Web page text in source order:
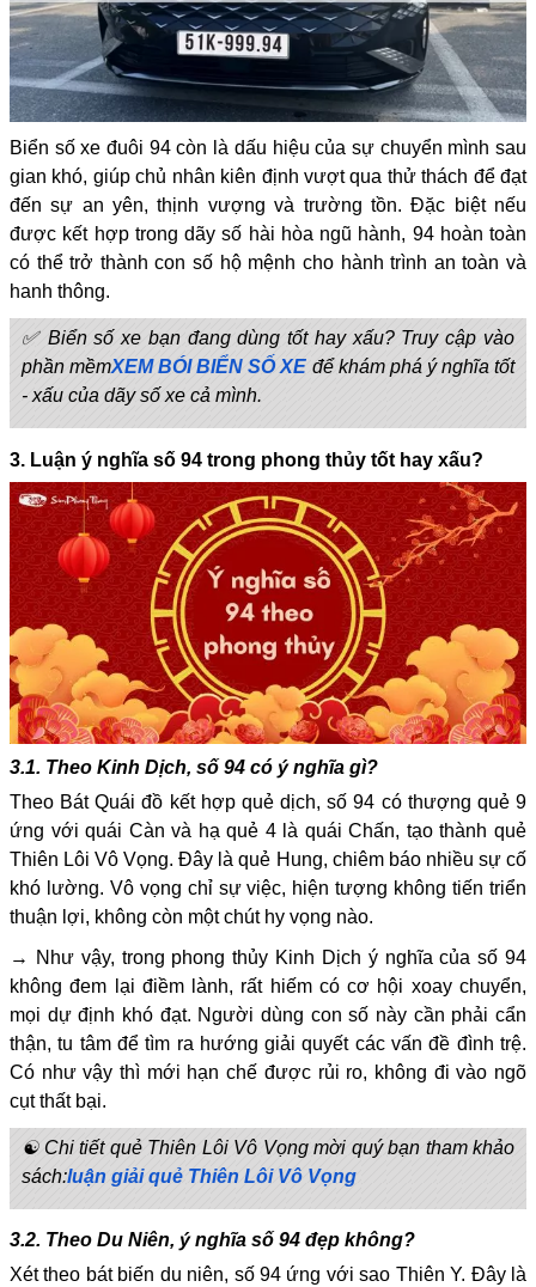
Biển số xe đuôi 94 còn là dấu hiệu của sự chuyển mình sau
gian khó, giúp chủ nhân kiên định vượt qua thử thách để đạt
đến sự an yên, thịnh vượng và trường tồn. Đặc biệt nếu
được kết hợp trong dãy số hài hòa ngũ hành, 94 hoàn toàn
có thể trở thành con số hộ mệnh cho hành trình an toàn và
hanh thông.
✅ Biển số xe bạn đang dùng tốt hay xấu? Truy cập vào
phần mềmXEM BÓI BIỂN SỐ XE để khám phá ý nghĩa tốt
- xấu của dãy số xe cả mình.
3. Luận ý nghĩa số 94 trong phong thủy tốt hay xấu?
3.1. Theo Kinh Dịch, số 94 có ý nghĩa gì?
Theo Bát Quái đồ kết hợp quẻ dịch, số 94 có thượng quẻ 9
ứng với quái Càn và hạ quẻ 4 là quái Chấn, tạo thành quẻ
Thiên Lôi Vô Vọng. Đây là quẻ Hung, chiêm báo nhiều sự cố
khó lường. Vô vọng chỉ sự việc, hiện tượng không tiến triển
thuận lợi, không còn một chút hy vọng nào.
→ Như vậy, trong phong thủy Kinh Dịch ý nghĩa của số 94
không đem lại điềm lành, rất hiếm có cơ hội xoay chuyển,
mọi dự định khó đạt. Người dùng con số này cần phải cẩn
thận, tu tâm để tìm ra hướng giải quyết các vấn đề đình trệ.
Có như vậy thì mới hạn chế được rủi ro, không đi vào ngõ
cụt thất bại.
☯ Chi tiết quẻ Thiên Lôi Vô Vọng mời quý bạn tham khảo
sách:luận giải quẻ Thiên Lôi Vô Vọng
3.2. Theo Du Niên, ý nghĩa số 94 đẹp không?
Xét theo bát biến du niên, số 94 ứng với sao Thiên Y. Đây là